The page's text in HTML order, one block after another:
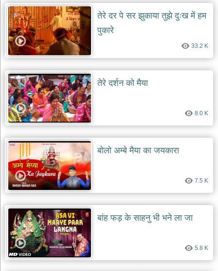
दयाल
भजन
bawa
lal
dayal
bhajans
शनि
देव
भजन
shani
dev
bhajans
आज
का
भजन
bhajan
the
day
भजन
जोड़ें
bhajans
तेरे दर पे सर झुकाया तुझे दुःख में हम
पुकारे
33.2 K
तेरे दर्शन को मैया
8.0 K
बोलो अम्बे मैया का जयकारा
7.5 K
बांह फड़ के साहनु भी भने ला जा
5.8 K